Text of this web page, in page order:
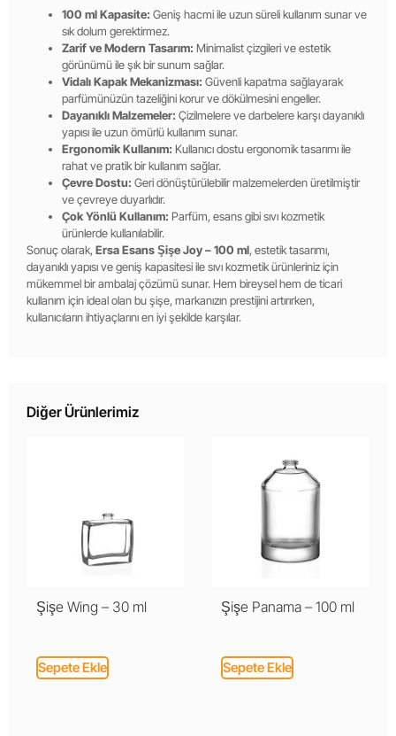
100 ml Kapasite: Geniş hacmi ile uzun süreli kullanım sunar ve
sık dolum gerektirmez.
Zarif ve Modern Tasarım: Minimalist çizgileri ve estetik
görünümü ile şık bir sunum sağlar.
Vidalı Kapak Mekanizması: Güvenli kapatma sağlayarak
parfümünüzün tazeliğini korur ve dökülmesini engeller.
Dayanıklı Malzemeler: Çizilmelere ve darbelere karşı dayanıklı
yapısı ile uzun ömürlü kullanım sunar.
Ergonomik Kullanım: Kullanıcı dostu ergonomik tasarımı ile
rahat ve pratik bir kullanım sağlar.
Çevre Dostu: Geri dönüştürülebilir malzemelerden üretilmiştir
ve çevreye duyarlıdır.
Çok Yönlü Kullanım: Parfüm, esans gibi sıvı kozmetik
ürünlerde kullanılabilir.
Sonuç olarak, Ersa Esans Şişe Joy – 100 ml, estetik tasarımı,
dayanıklı yapısı ve geniş kapasitesi ile sıvı kozmetik ürünleriniz için
mükemmel bir ambalaj çözümü sunar. Hem bireysel hem de ticari
kullanım için ideal olan bu şişe, markanızın prestijini artırırken,
kullanıcıların ihtiyaçlarını en iyi şekilde karşılar.
Diğer Ürünlerimiz
Şişe Wing – 30 ml
Sepete Ekle
Şişe Panama – 100 ml
Sepete Ekle